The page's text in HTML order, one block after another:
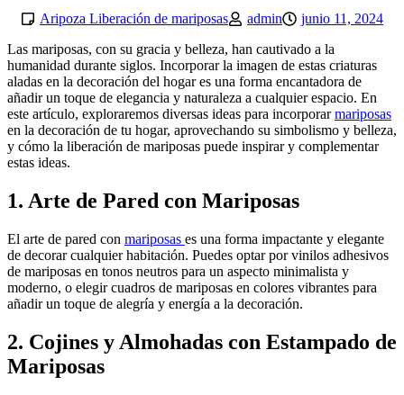
Aripoza Liberación de mariposas admin
junio 11, 2024
Las mariposas, con su gracia y belleza, han cautivado a la
humanidad durante siglos. Incorporar la imagen de estas criaturas
aladas en la decoración del hogar es una forma encantadora de
añadir un toque de elegancia y naturaleza a cualquier espacio. En
este artículo, exploraremos diversas ideas para incorporarmariposas
en la decoración de tu hogar, aprovechando su simbolismo y belleza,
y cómo la liberación de mariposas puede inspirar y complementar
estas ideas.
1. Arte de Pared con Mariposas
El arte de pared con mariposas es una forma impactante y elegante
de decorar cualquier habitación. Puedes optar por vinilos adhesivos
de mariposas en tonos neutros para un aspecto minimalista y
moderno, o elegir cuadros de mariposas en colores vibrantes para
añadir un toque de alegría y energía a la decoración.
2. Cojines y Almohadas con Estampado de
Mariposas